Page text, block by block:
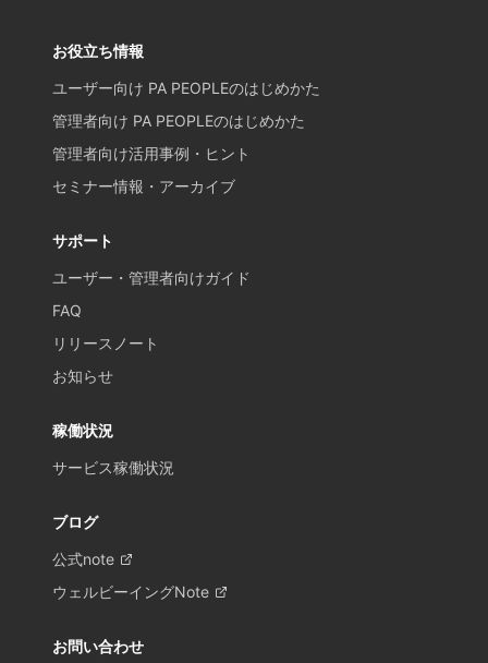
お役立ち情報
ユーザー向け PA PEOPLEのはじめかた
管理者向け PA PEOPLEのはじめかた
管理者向け活用事例・ヒント
セミナー情報・アーカイブ
サポート
ユーザー・管理者向けガイド
FAQ
リリースノート
お知らせ
稼働状況
サービス稼働状況
ブログ
公式note
ウェルビーイングNote
お問い合わせ